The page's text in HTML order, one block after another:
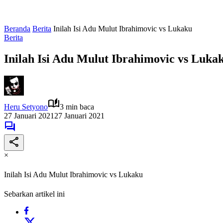
Beranda Berita Inilah Isi Adu Mulut Ibrahimovic vs Lukaku
Berita
Inilah Isi Adu Mulut Ibrahimovic vs
Heru Setyono
3 min baca
27 Januari 2021 27 Januari 2021
×
Inilah Isi Adu Mulut Ibrahimovic vs Lukaku
Sebarkan artikel ini